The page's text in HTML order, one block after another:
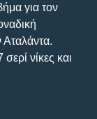
για τον
νίκες και